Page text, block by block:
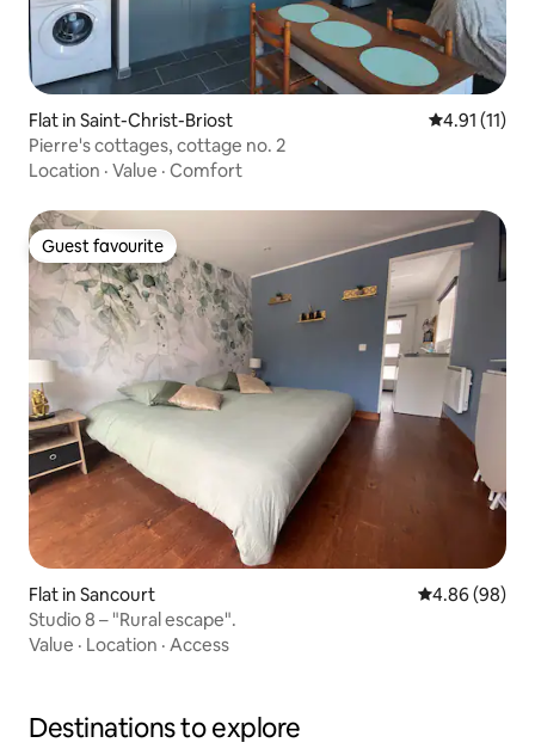
Flat in Saint-Christ-Briost 4.91 out of 5
4.91 (11)
Pierre's cottages, cottage no. 2
Location · Value · Comfort
Guest favourite
Guest favourite
Flat in Sancourt 4.86 out of 5
4.86 (98)
Studio 8 – "Rural escape".
Value · Location · Access
Destinations to explore